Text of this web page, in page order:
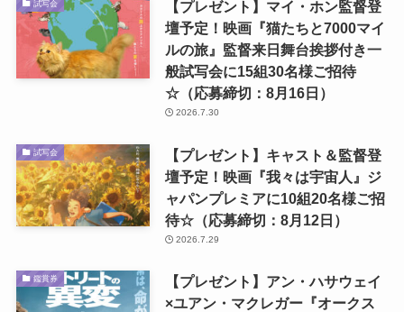
試写会
【プレゼント】マイ・ホン監督登
壇予定！映画『猫たちと7000マイ
ルの旅』監督来日舞台挨拶付き一
般試写会に15組30名様ご招待
☆（応募締切：8月16日）
2026.7.30
試写会
【プレゼント】キャスト＆監督登
壇予定！映画『我々は宇宙人』ジ
ャパンプレミアに10組20名様ご招
待☆（応募締切：8月12日）
2026.7.29
鑑賞券
【プレゼント】アン・ハサウェイ
×ユアン・マクレガー『オークス